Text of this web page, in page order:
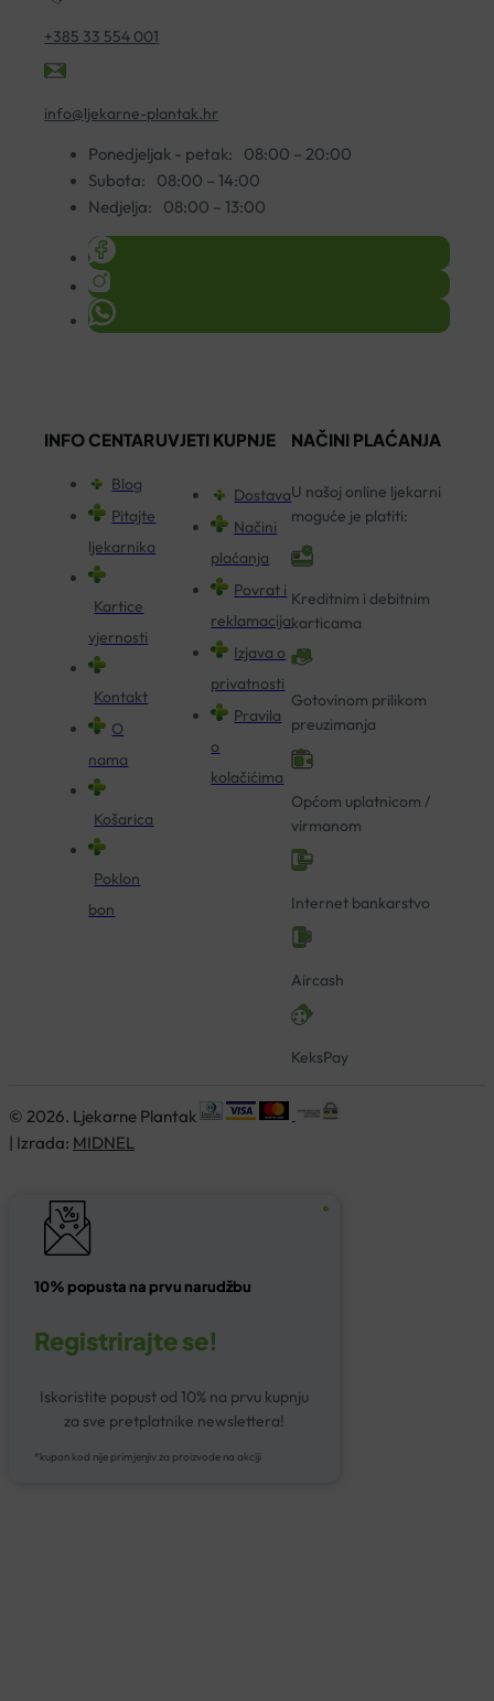
+385 33 554 001
info@ljekarne-plantak.hr
Ponedjeljak - petak:
08:00 – 20:00
Subota:
08:00 – 14:00
Nedjelja:
08:00 – 13:00
INFO CENTAR
Blog
Pitajte
ljekarnika
Kartice
vjernosti
Kontakt
O
nama
Košarica
Poklon
bon
UVJETI KUPNJE
Dostava
Načini
plaćanja
Povrat i
reklamacija
Izjava o
privatnosti
Pravila
o
kolačićima
NAČINI PLAĆANJA
U našoj online ljekarni
moguće je platiti:
Kreditnim i debitnim
karticama
Gotovinom prilikom
preuzimanja
Općom uplatnicom /
virmanom
Internet bankarstvo
Aircash
KeksPay
© 2026. Ljekarne Plantak
| Izrada: MIDNEL
10% popusta na prvu narudžbu
Registrirajte se!
Iskoristite popust od 10% na prvu kupnju
za sve pretplatnike newslettera!
*kupon kod nije primjenjiv za proizvode na akciji